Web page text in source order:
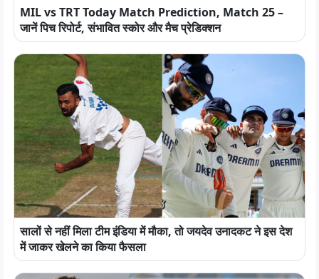
MIL vs TRT Today Match Prediction, Match 25 –
जानें पिच रिपोर्ट, संभावित स्कोर और मैच प्रेडिक्शन
सालों से नहीं मिला टीम इंडिया में मौका, तो जयदेव उनादकट ने इस देश
में जाकर खेलने का किया फैसला